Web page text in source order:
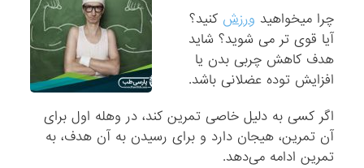
چرا میخواهید ورزش کنید؟
آیا قوی تر می شوید؟ شاید
هدف کاهش چربی بدن یا
افزایش توده عضلانی باشد.
اگر کسی به دلیل خاصی تمرین کند، در وهله اول برای
آن تمرین، هیجان دارد و برای رسیدن به آن هدف، به
تمرین ادامه می‌دهد.